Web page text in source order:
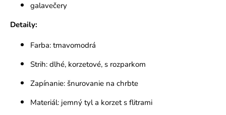
galavečery
Detaily:
Farba: tmavomodrá
Strih: dlhé, korzetové, s rozparkom
Zapínanie: šnurovanie na chrbte
Materiál: jemný tyl a korzet s flitrami